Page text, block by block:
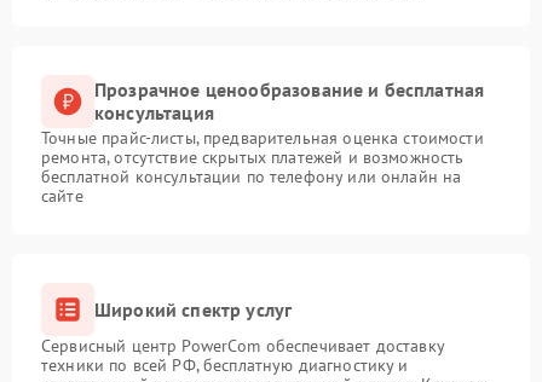
Прозрачное ценообразование и бесплатная
консультация
Точные прайс-листы, предварительная оценка стоимости
ремонта, отсутствие скрытых платежей и возможность
бесплатной консультации по телефону или онлайн на
сайте
Широкий спектр услуг
Сервисный центр PowerCom обеспечивает доставку
техники по всей РФ, бесплатную диагностику и